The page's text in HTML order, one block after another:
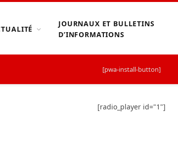
JOURNAUX ET BULLETINS
D’INFORMATIONS
[pwa-install-button]
[radio_player id="1"]